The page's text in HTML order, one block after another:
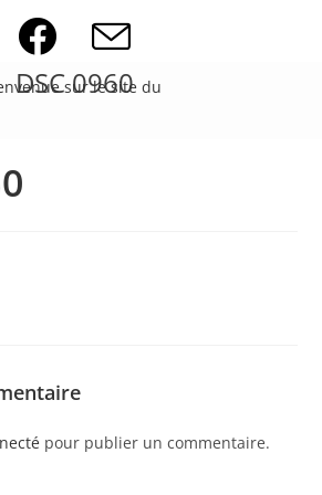
DSC 0960
pour publier un commentaire.